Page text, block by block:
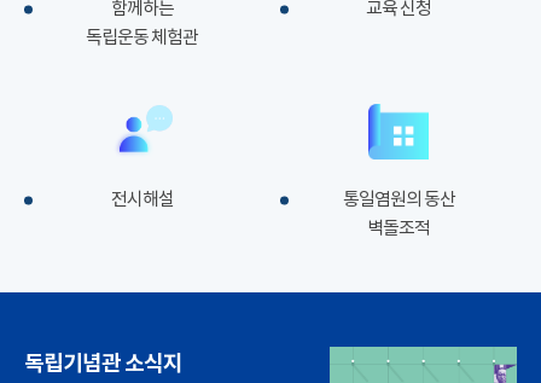
함께하는
독립운동 체험관
교육 신청
전시해설
통일염원의 동산
벽돌조적
독립기념관 소식지